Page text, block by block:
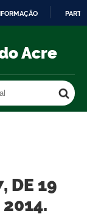
Acre
Buscar no portal
DE 19
2014.